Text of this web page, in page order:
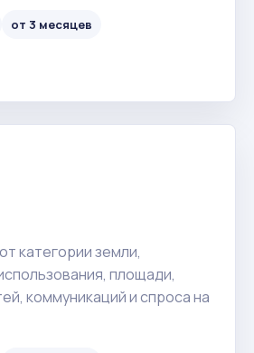
от 3 месяцев
категории земли,
площади,
коммуникаций и спроса на